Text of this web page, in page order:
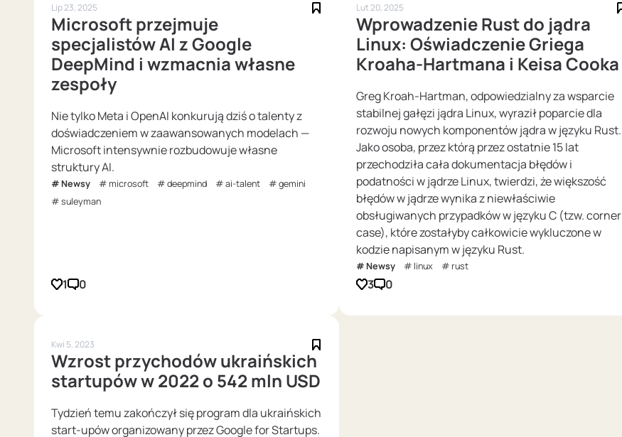
Lip 23, 2025
Microsoft przejmuje
specjalistów AI z Google
DeepMind i wzmacnia własne
zespoły
Nie tylko Meta i OpenAI konkurują dziś o talenty z
doświadczeniem w zaawansowanych modelach —
Microsoft intensywnie rozbudowuje własne
struktury AI.
Newsy microsoft deepmind ai-talent
gemini
suleyman
1 0
Lut 20, 2025
Wprowadzenie Rust do jądra
Linux: Oświadczenie Griega
Kroaha-Hartmana i Keisa Cooka
Greg Kroah-Hartman, odpowiedzialny za wsparcie
stabilnej gałęzi jądra Linux, wyraził poparcie dla
rozwoju nowych komponentów jądra w języku Rust.
Jako osoba, przez którą przez ostatnie 15 lat
przechodziła cała dokumentacja błędów i
podatności w jądrze Linux, twierdzi, że większość
błędów w jądrze wynika z niewłaściwie
obsługiwanych przypadków w języku C (tzw. corner
case), które zostałyby całkowicie wykluczone w
kodzie napisanym w języku Rust.
Newsy linux rust
3 0
Kwi 5, 2023
Wzrost przychodów ukraińskich
startupów w 2022 o 542 mln USD
Tydzień temu zakończył się program dla ukraińskich
start-upów organizowany przez Google for Startups.